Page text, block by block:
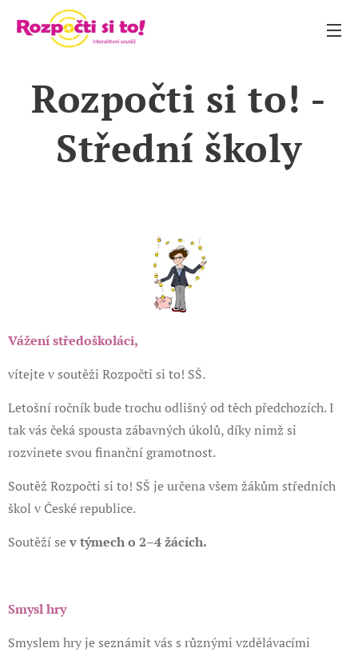
Rozpočti si to! -
Střední školy
Vážení středoškoláci,
vítejte v soutěži Rozpočti si to! SŠ.
Letošní ročník bude trochu odlišný od těch předchozích. I
tak vás čeká spousta zábavných úkolů, díky nimž si
rozvinete svou finanční gramotnost.
Soutěž Rozpočti si to! SŠ je určena všem žákům středních
škol v České republice.
Soutěží sev týmech o 2–4 žácích.
Smysl hry
Smyslem hry je seznámit vás s různými vzdělávacími